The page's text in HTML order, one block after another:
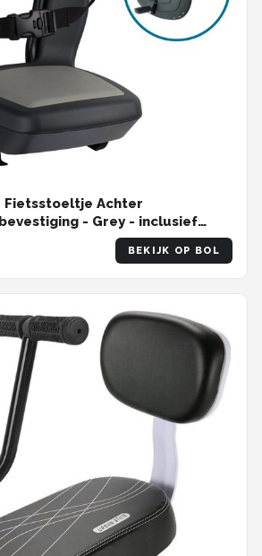
Fietsstoeltje Achter
- Grey - inclusief
en voetsteunen
BEKIJK OP BOL